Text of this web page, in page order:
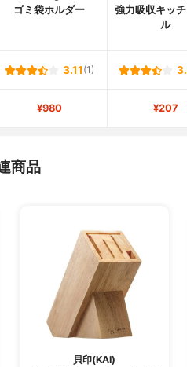
ゴミ袋ホルダー
強力吸収キッ
ル
3.11 (1)
¥980 ¥207
商品
貝印(KAI)